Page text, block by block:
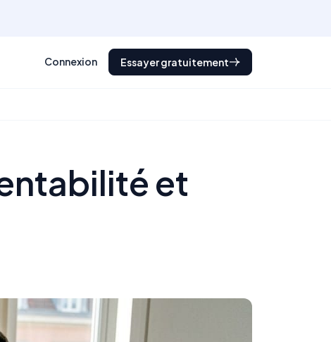
Connexion Essayer gratuitement
et